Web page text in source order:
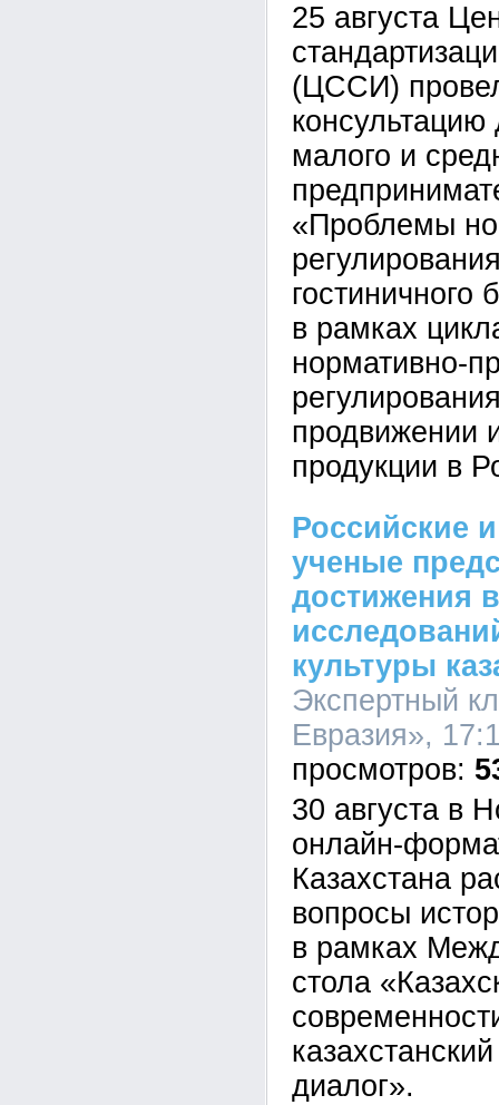
25 августа
(ЦССИ)
консультацию
малого и
«Проблемы
гостиничного
в рамках
нормативно-
продвижении
продукции в
Российские
ученые
достижения
культуры
Экспертный
Евразия»,
30 августа в
онлайн-
Казахстана
вопросы
в рамках
стола
диалог».